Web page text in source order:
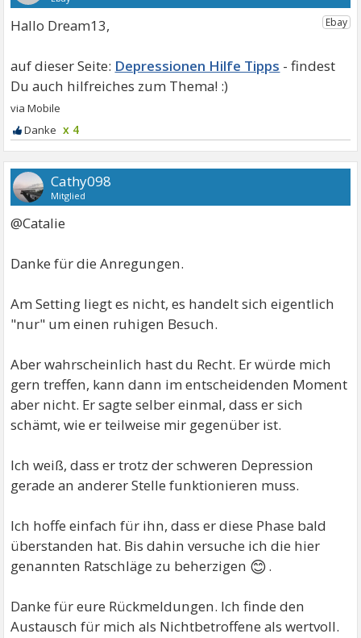
Hallo Dream13,
Depressionen Hilfe Tipps
x 4
Cathy098
Mitglied
@Catalie
Danke für die Anregungen.
Am Setting liegt es nicht, es handelt sich eigentlich
"nur" um einen ruhigen Besuch.
Aber wahrscheinlich hast du Recht. Er würde mich
gern treffen, kann dann im entscheidenden Moment
aber nicht. Er sagte selber einmal, dass er sich
schämt, wie er teilweise mir gegenüber ist.
Ich weiß, dass er trotz der schweren Depression
gerade an anderer Stelle funktionieren muss.
Ich hoffe einfach für ihn, dass er diese Phase bald
überstanden hat. Bis dahin versuche ich die hier
genannten Ratschläge zu beherzigen 😊.
Danke für eure Rückmeldungen. Ich finde den
Austausch für mich als Nichtbetroffene als wertvoll.